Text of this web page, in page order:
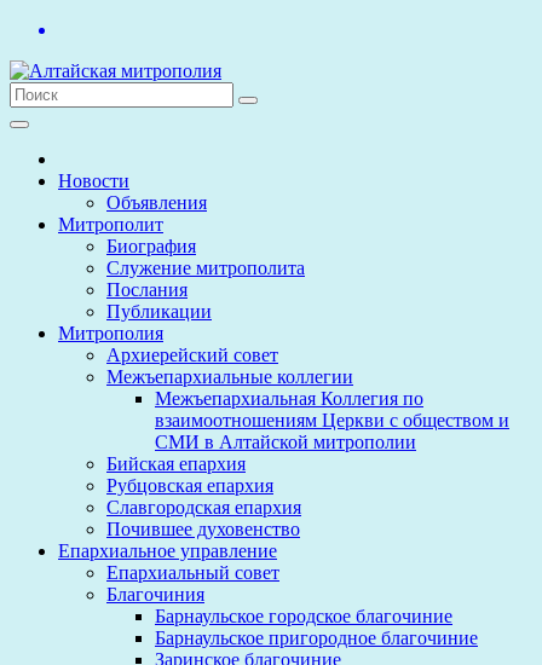
Перейти
содержимому
Новости
Объявления
Митрополит
Биография
Служение митрополита
Послания
Публикации
Митрополия
Архиерейский совет
Межъепархиальные коллегии
Межъепархиальная Коллегия по
взаимоотношениям Церкви с обществом и
СМИ в Алтайской митрополии
Бийская епархия
Рубцовская епархия
Славгородская епархия
Почившее духовенство
Епархиальное управление
Епархиальный совет
Благочиния
Барнаульское городское благочиние
Барнаульское пригородное благочиние
Заринское благочиние